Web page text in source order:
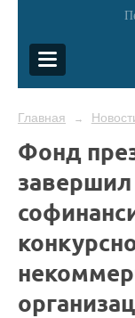
Главная →
Фонд
завершил